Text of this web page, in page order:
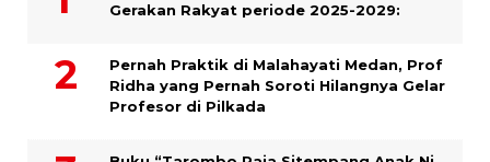
Gerakan Rakyat periode 2025-2029:
Pernah Praktik di Malahayati Medan, Prof
Ridha yang Pernah Soroti Hilangnya Gelar
Profesor di Pilkada